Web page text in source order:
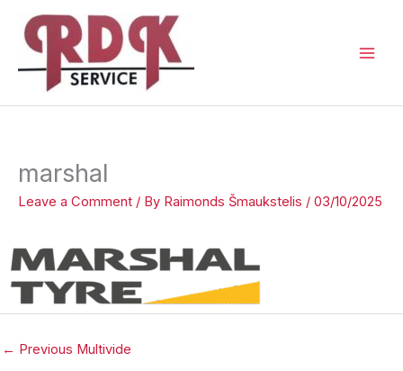
content
marshal
Leave a Comment / By Raimonds Šmaukstelis / 03/10/2025
← Previous Multivide